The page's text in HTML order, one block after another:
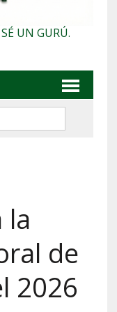
UN GURÚ.
la
de
2026